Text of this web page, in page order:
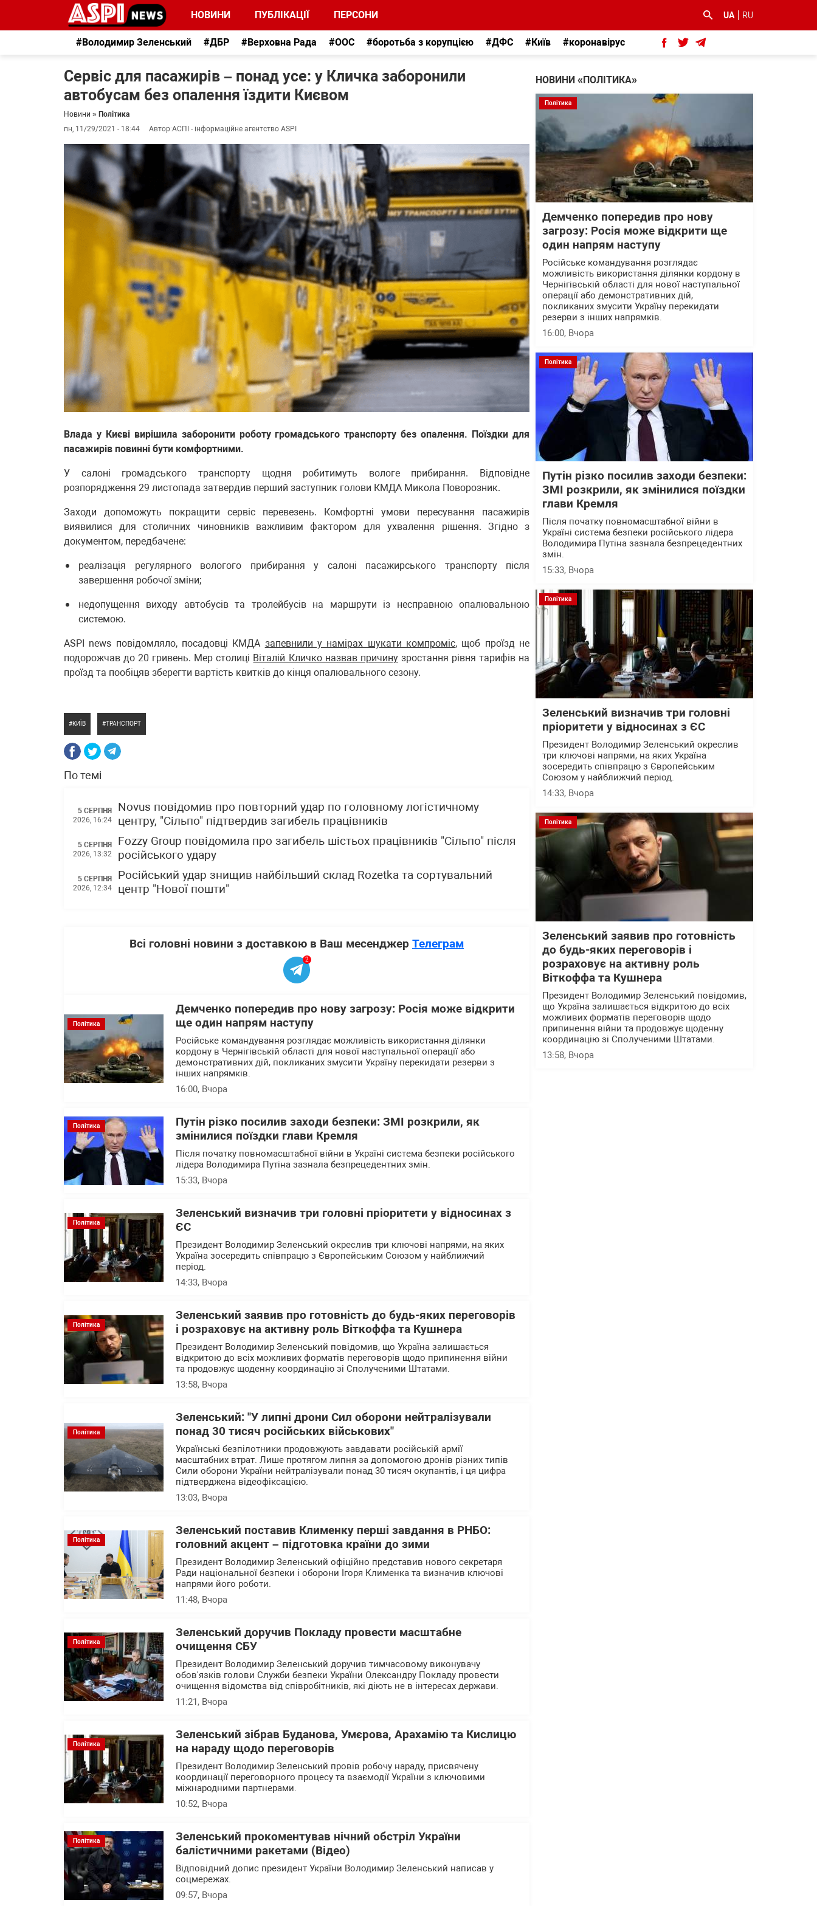
НОВИНИ ПУБЛІКАЦІЇ ПЕРСОНИ UA RU
#Володимир Зеленський #ДБР #Верховна Рада #ООС #боротьба з корупцією #ДФС #Київ #коронавірус
Сервіс для пасажирів – понад усе: у Кличка заборонили
автобусам без опалення їздити Києвом
Новини » Політика
пн, 11/29/2021 - 18:44
Автор:АСПІ - інформаційне агентство ASPI
Влада у Києві вирішила заборонити роботу громадського транспорту без опалення. Поїздки для
пасажирів повинні бути комфортними.
У салоні громадського транспорту щодня робитимуть вологе прибирання. Відповідне
розпорядження 29 листопада затвердив перший заступник голови КМДА Микола Поворозник.
Заходи допоможуть покращити сервіс перевезень. Комфортні умови пересування пасажирів
виявилися для столичних чиновників важливим фактором для ухвалення рішення. Згідно з
документом, передбачене:
реалізація регулярного вологого прибирання у салоні пасажирського транспорту після
завершення робочої зміни;
недопущення виходу автобусів та тролейбусів на маршрути із несправною опалювальною
системою.
ASPI news повідомляло, посадовці КМДА запевнили у намірах шукати компроміс, щоб проїзд не
подорожчав до 20 гривень. Мер столиці Віталій Кличко назвав причинузростання рівня тарифів на
проїзд та пообіцяв зберегти вартість квитків до кінця опалювального сезону.
КИЇВ ТРАНСПОРТ
По темі
5 СЕРПНЯ
2026, 16:24
Novus повідомив про повторний удар по головному логістичному
центру, "Сільпо" підтвердив загибель працівників
5 СЕРПНЯ
2026, 13:32
Fozzy Group повідомила про загибель шістьох працівників "Сільпо" після
російського удару
5 СЕРПНЯ
2026, 12:34
Російський удар знищив найбільший склад Rozetka та сортувальний
центр "Нової пошти"
Всі головні новини з доставкою в Ваш месенджер Телеграм
2
Політика
Демченко попередив про нову загрозу: Росія може відкрити
ще один напрям наступу
Російське командування розглядає можливість використання ділянки
кордону в Чернігівській області для нової наступальної операції або
демонстративних дій, покликаних змусити Україну перекидати резерви з
інших напрямків.
16:00, Вчора
Політика
Путін різко посилив заходи безпеки: ЗМІ розкрили, як
змінилися поїздки глави Кремля
Після початку повномасштабної війни в Україні система безпеки російського
лідера Володимира Путіна зазнала безпрецедентних змін.
15:33, Вчора
Політика
Зеленський визначив три головні пріоритети у відносинах з
ЄС
Президент Володимир Зеленський окреслив три ключові напрями, на яких
Україна зосередить співпрацю з Європейським Союзом у найближчий
період.
14:33, Вчора
Політика
Зеленський заявив про готовність до будь-яких переговорів
і розраховує на активну роль Віткоффа та Кушнера
Президент Володимир Зеленський повідомив, що Україна залишається
відкритою до всіх можливих форматів переговорів щодо припинення війни
та продовжує щоденну координацію зі Сполученими Штатами.
13:58, Вчора
Політика
Зеленський: "У липні дрони Сил оборони нейтралізували
понад 30 тисяч російських військових"
Українські безпілотники продовжують завдавати російській армії
масштабних втрат. Лише протягом липня за допомогою дронів різних типів
Сили оборони України нейтралізували понад 30 тисяч окупантів, і ця цифра
підтверджена відеофіксацією.
13:03, Вчора
Політика
Зеленський поставив Клименку перші завдання в РНБО:
головний акцент – підготовка країни до зими
Президент Володимир Зеленський офіційно представив нового секретаря
Ради національної безпеки і оборони Ігоря Клименка та визначив ключові
напрями його роботи.
11:48, Вчора
Політика
Зеленський доручив Покладу провести масштабне
очищення СБУ
Президент Володимир Зеленський доручив тимчасовому виконувачу
обов'язків голови Служби безпеки України Олександру Покладу провести
очищення відомства від співробітників, які діють не в інтересах держави.
11:21, Вчора
Політика
Зеленський зібрав Буданова, Умєрова, Арахамію та Кислицю
на нараду щодо переговорів
Президент Володимир Зеленський провів робочу нараду, присвячену
координації переговорного процесу та взаємодії України з ключовими
міжнародними партнерами.
10:52, Вчора
Політика
Зеленський прокоментував нічний обстріл України
балістичними ракетами (Відео)
Відповідний допис президент України Володимир Зеленський написав у
соцмережах.
09:57, Вчора
НОВИНИ «ПОЛІТИКА»
Політика
Демченко попередив про нову
загрозу: Росія може відкрити ще
один напрям наступу
Російське командування розглядає
можливість використання ділянки кордону в
Чернігівській області для нової наступальної
операції або демонстративних дій,
покликаних змусити Україну перекидати
резерви з інших напрямків.
16:00, Вчора
Політика
Путін різко посилив заходи безпеки:
ЗМІ розкрили, як змінилися поїздки
глави Кремля
Після початку повномасштабної війни в
Україні система безпеки російського лідера
Володимира Путіна зазнала безпрецедентних
змін.
15:33, Вчора
Політика
Зеленський визначив три головні
пріоритети у відносинах з ЄС
Президент Володимир Зеленський окреслив
три ключові напрями, на яких Україна
зосередить співпрацю з Європейським
Союзом у найближчий період.
14:33, Вчора
Політика
Зеленський заявив про готовність
до будь-яких переговорів і
розраховує на активну роль
Віткоффа та Кушнера
Президент Володимир Зеленський повідомив,
що Україна залишається відкритою до всіх
можливих форматів переговорів щодо
припинення війни та продовжує щоденну
координацію зі Сполученими Штатами.
13:58, Вчора